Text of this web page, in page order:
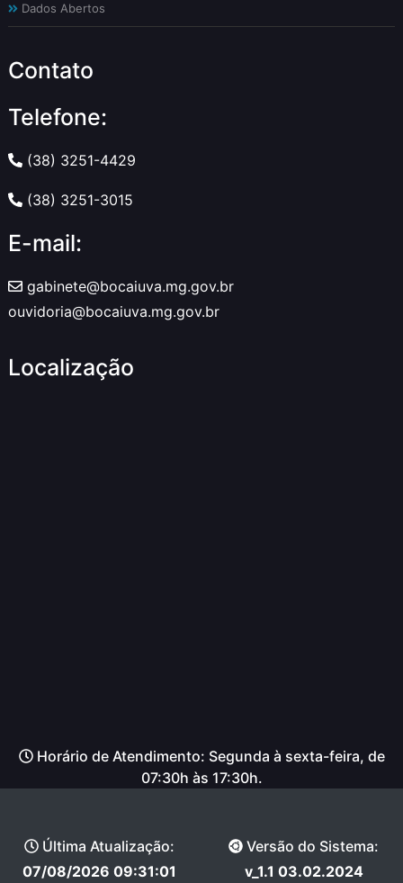
Dados Abertos
Contato
Telefone:
(38) 3251-4429
(38) 3251-3015
E-mail:
gabinete@bocaiuva.mg.gov.br
ouvidoria@bocaiuva.mg.gov.br
Localização
Horário de Atendimento: Segunda à sexta-feira, de
07:30h às 17:30h.
Última Atualização:
07/08/2026 09:31:01
Versão do Sistema:
v_1.1 03.02.2024